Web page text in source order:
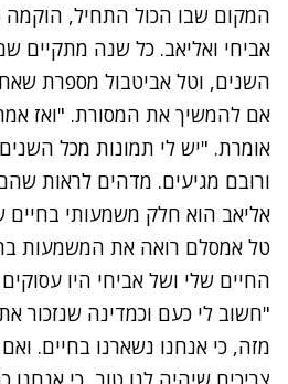
המקום שבו הכול התחיל, הוקמה
אביחי ואליאב. כל שנה מתקיים
השנים, וטל אביטבול מספרת
אם להמשיך את המסורת. "ואז
אומרת. "יש לי תמונות מכל
ורובם מגיעים. מדהים לראות
אליאב הוא חלק משמעותי
טל אמסלם רואה את המשמעות
החיים שלי ושל אביחי היו
"חשוב לי כעם וכמדינה שנזכור
מזה, כי אנחנו נשארנו בחיים.